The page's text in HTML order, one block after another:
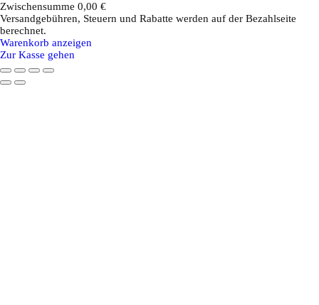
Produkte
im
Warenkorb
Zwischensumme 0,00 €
Versandgebühren, Steuern und Rabatte werden auf der Bezahlseite
berechnet.
Warenkorb anzeigen
Zur Kasse gehen